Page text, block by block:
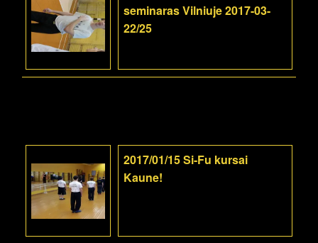
seminaras Vilniuje 2017-03-
22/25
2017/01/15 Si-Fu kursai
Kaune!